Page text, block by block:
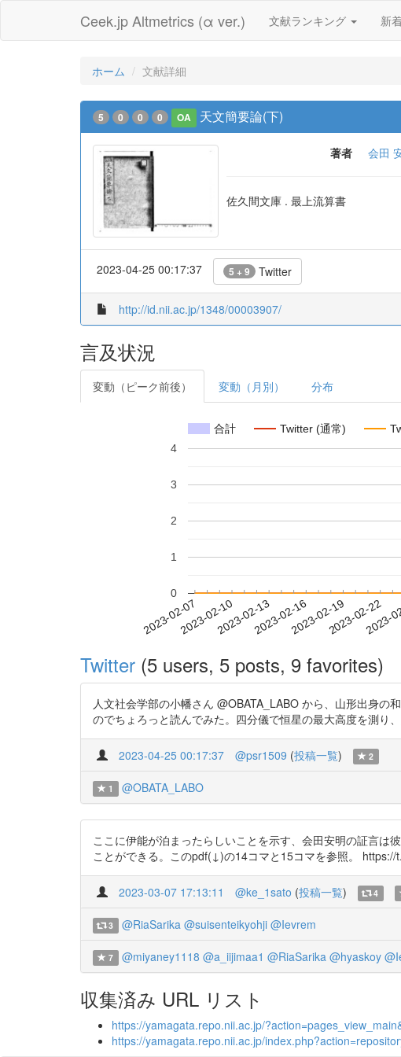
Ceek.jp Altmetrics (α ver.) 文献ランキング 新
ホーム 文献詳細
5 0 0 0 OA 天文簡要論(下)
著者 会田
佐久間文庫 . 最上流算書
2023-04-25 00:17:37 5 + 9 Twitter
http://id.nii.ac.jp/1348/00003907/
言及状況
変動（ピーク前後） 変動（月別） 分布
合計 Twitter (通常)
2023-02-072023-02-102023-02-132023-02-162023-02-192023-02-22
2023-
0
1
2
3
4
Twitter (5 users, 5 posts, 9 favorites)
人文社会学部の小幡さん @OBATA_LABO から、山形出身
のでちょろっと読んでみた。四分儀で恒星の最大高度を測り
2023-04-25 00:17:37 @psr1509 (投稿一覧) 2
1 @OBATA_LABO
ここに伊能が泊まったらしいことを示す、会田安明の証言は
ことができる。このpdf(↓)の14コマと15コマを参照。 https://
2023-03-07 17:13:11 @ke_1sato (投稿一覧) 4
3 @RiaSarika @suisenteikyohji @Ievrem
7 @miyaney1118 @a_iijimaa1 @RiaSarika @hyaskoy
収集済み URL リスト
https://yamagata.repo.nii.ac.jp/
https://yamagata.repo.nii.ac.jp/